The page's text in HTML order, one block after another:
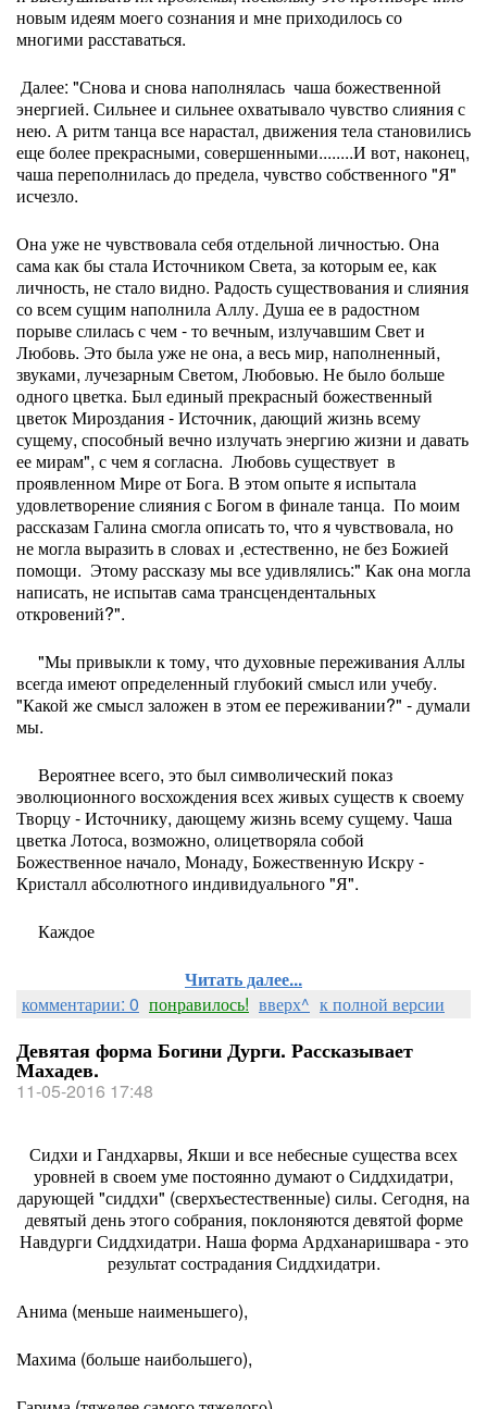
новым идеям моего сознания и мне приходилось со
многими расставаться.
Далее: "Снова и снова наполнялась чаша божественной
энергией. Сильнее и сильнее охватывало чувство слияния с
нею. А ритм танца все нарастал, движения тела становились
еще более прекрасными, совершенными........И вот, наконец,
чаша переполнилась до предела, чувство собственного "Я"
исчезло.
Она уже не чувствовала себя отдельной личностью. Она
сама как бы стала Источником Света, за которым ее, как
личность, не стало видно. Радость существования и слияния
со всем сущим наполнила Аллу. Душа ее в радостном
порыве слилась с чем - то вечным, излучавшим Свет и
Любовь. Это была уже не она, а весь мир, наполненный,
звуками, лучезарным Светом, Любовью. Не было больше
одного цветка. Был единый прекрасный божественный
цветок Мироздания - Источник, дающий жизнь всему
сущему, способный вечно излучать энергию жизни и давать
ее мирам", с чем я согласна. Любовь существует в
проявленном Мире от Бога. В этом опыте я испытала
удовлетворение слияния с Богом в финале танца. По моим
рассказам Галина смогла описать то, что я чувствовала, но
не могла выразить в словах и ,естественно, не без Божией
помощи. Этому рассказу мы все удивлялись:" Как она могла
написать, не испытав сама трансцендентальных
откровений?".
"Мы привыкли к тому, что духовные переживания Аллы
всегда имеют определенный глубокий смысл или учебу.
"Какой же смысл заложен в этом ее переживании?" - думали
мы.
Вероятнее всего, это был символический показ
эволюционного восхождения всех живых существ к своему
Творцу - Источнику, дающему жизнь всему сущему. Чаша
цветка Лотоса, возможно, олицетворяла собой
Божественное начало, Монаду, Божественную Искру -
Кристалл абсолютного индивидуального "Я".
Каждое
Читать далее...
комментарии: 0 понравилось! вверх^ к полной версии
Девятая форма Богини Дурги. Рассказывает
Махадев.
11-05-2016 17:48
Сидхи и Гандхарвы, Якши и все небесные существа всех
уровней в своем уме постоянно думают о Сиддхидатри,
дарующей "сиддхи" (сверхъестественные) силы. Сегодня, на
девятый день этого собрания, поклоняются девятой форме
Навдурги Сиддхидатри. Наша форма Ардханаришвара - это
результат сострадания Сиддхидатри.
Анима (меньше наименьшего),
Махима (больше наибольшего),